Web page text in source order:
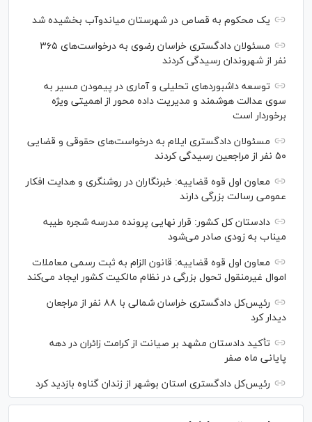
یک محکوم به قصاص در شهرستان میاندوآب بخشیده شد
مسئولان دادگستری خراسان رضوی به درخواست‌های ۳۶۵
نفر از شهروندان رسیدگی کردند
توسعه داشبوردهای تحلیلی و آماری در پیمودن مسیر به
سوی عدالت هوشمند و مدیریت داده محور از اهمیتی ویژه
برخوردار است
مسئولان دادگستری ایلام به درخواست‌های حقوقی و قضایی
۵۰ نفر از مراجعین رسیدگی کردند
معاون اول قوه قضاییه: خبرنگاران در روشنگری و هدایت افکار
عمومی رسالت بزرگی دارند
دادستان کل کشور: قرار نهایی پرونده مدرسه شجره طیبه
میناب به زودی صادر می‌شود
معاون اول قوه قضاییه: قانون الزام به ثبت رسمی معاملات
اموال غیرمنقول تحول بزرگی در نظام مالکیت کشور ایجاد می‌کند
رئیس‌کل دادگستری خراسان شمالی با ۸۸ نفر از مراجعان
دیدار کرد
تأکید دادستان مشهد بر صیانت از کرامت زائران در دهه
پایانی ماه صفر
رئیس‌کل دادگستری استان بوشهر از زندان گناوه بازدید کرد